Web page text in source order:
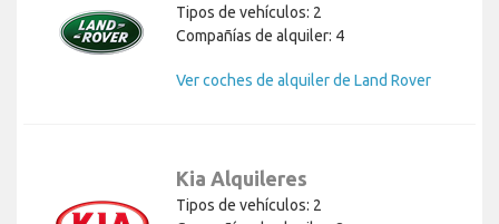
Tipos de vehículos: 2
Compañías de alquiler: 4
Ver coches de alquiler de Land Rover
Kia Alquileres
Tipos de vehículos: 2